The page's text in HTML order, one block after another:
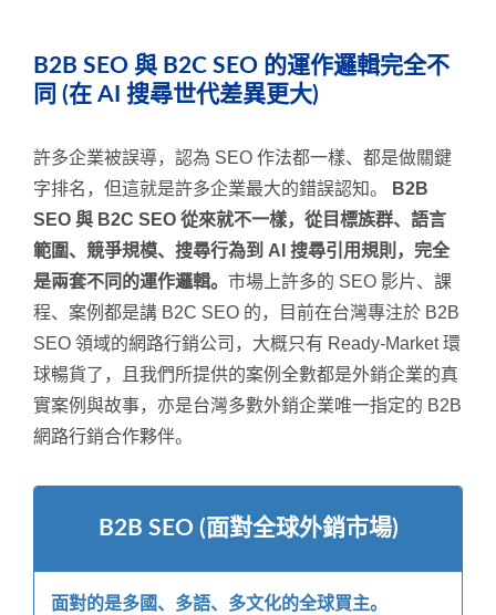
B2B SEO 與 B2C SEO 的運作邏輯完全不
同 (在 AI 搜尋世代差異更大)
許多企業被誤導，認為 SEO 作法都一樣、都是做關鍵
字排名，但這就是許多企業最大的錯誤認知。
B2B
SEO 與 B2C SEO 從來就不一樣，從目標族群、語言
範圍、競爭規模、搜尋行為到 AI 搜尋引用規則，完全
是兩套不同的運作邏輯。 市場上許多的 SEO 影片、課
程、案例都是講 B2C SEO 的，目前在台灣專注於 B2B
SEO 領域的網路行銷公司，大概只有 Ready-Market 環
球暢貨了，且我們所提供的案例全數都是外銷企業的真
實案例與故事，亦是台灣多數外銷企業唯一指定的 B2B
網路行銷合作夥伴。
B2B SEO (面對全球外銷市場)
面對的是多國、多語、多文化的全球買主。